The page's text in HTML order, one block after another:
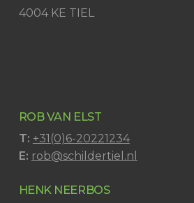
4004 KE TIEL
ROB VAN ELST
T: +31(0)6-20221234
E: rob@schildertiel.nl
HENK NEERBOS